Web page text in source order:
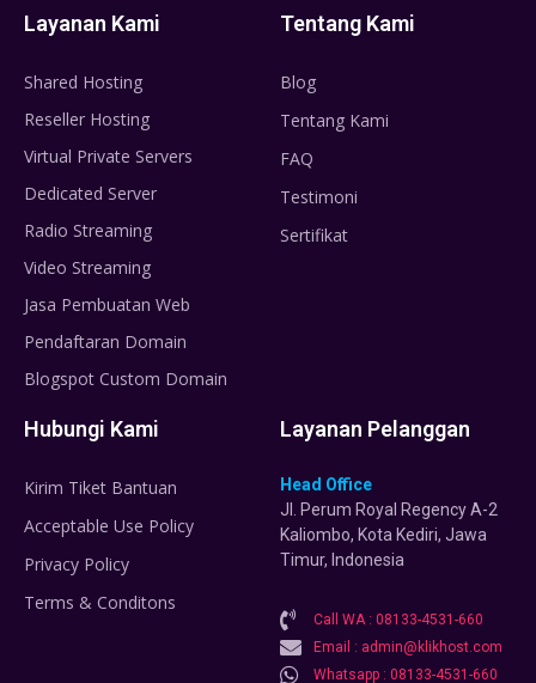
Layanan Kami
Shared Hosting
Reseller Hosting
Virtual Private Servers
Dedicated Server
Radio Streaming
Video Streaming
Jasa Pembuatan Web
Pendaftaran Domain
Blogspot Custom Domain
Tentang Kami
Blog
Tentang Kami
FAQ
Testimoni
Sertifikat
Hubungi Kami
Kirim Tiket Bantuan
Acceptable Use Policy
Privacy Policy
Terms & Conditons
Layanan Pelanggan
Head Office
Jl. Perum Royal Regency A-2
Kaliombo, Kota Kediri, Jawa
Timur, Indonesia
Call WA : 08133-4531-660
Email : admin@klikhost.com
Whatsapp : 08133-4531-660